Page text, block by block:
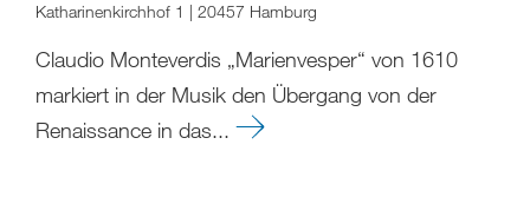
Katharinenkirchhof 1 | 20457 Hamburg
Claudio Monteverdis „Marienvesper“ von 1610
markiert in der Musik den Übergang von der
Renaissance in das...